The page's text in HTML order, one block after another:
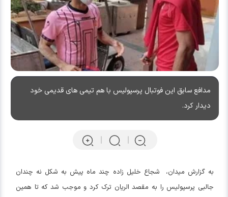
مدافع سابق این فوتبال پرسپولیس با هم تیمی های قدیمی خود
دیدار کرد.
به گزارش میدان، شجاع خلیل زاده چند ماه پیش به شکل نه چندان
جالبی پرسپولیس را به مقصد الریان ترک کرد و موجب شد که تا همین